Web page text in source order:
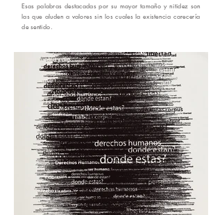
Esas palabras destacadas por su mayor tamaño y nitidez son
las que aluden a valores sin los cuales la existencia carecería
de sentido.